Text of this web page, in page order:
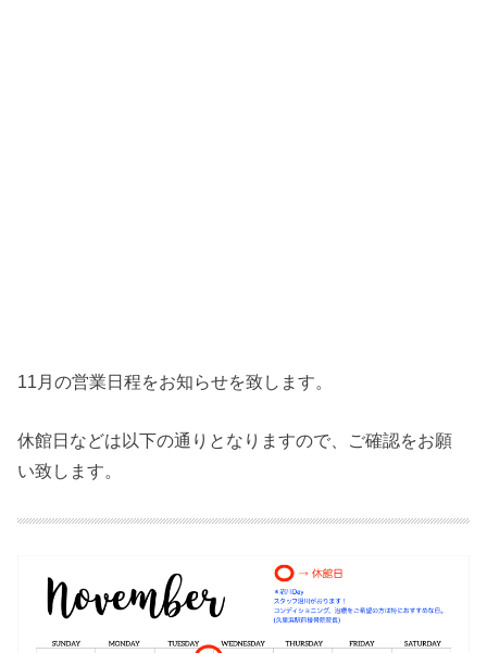
11月の営業日程をお知らせを致します。
休館日などは以下の通りとなりますので、ご確認をお願
い致します。